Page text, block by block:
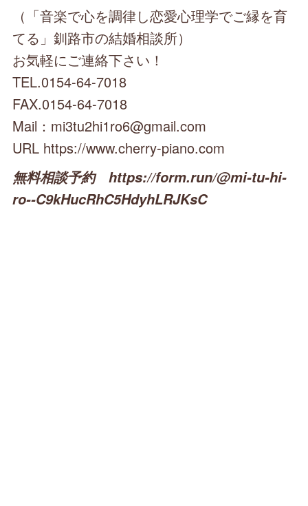
（「音楽で心を調律し恋愛心理学でご縁を育
てる」釧路市の結婚相談所）
お気軽にご連絡下さい！
TEL.0154-64-7018
FAX.0154-64-7018
Mail：mi3tu2hi1ro6@gmail.com
URL https://www.cherry-piano.com
無料相談予約 https://form.run/@mi-tu-hi-
ro--C9kHucRhC5HdyhLRJKsC